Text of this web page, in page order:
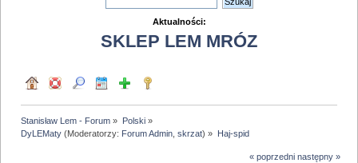
Aktualności:
SKLEP LEM MRÓZ
Stanisław Lem - Forum » Polski»
DyLEMaty (Moderatorzy: Forum Admin ,skrzat) » Haj-spid
« poprzedni następny »